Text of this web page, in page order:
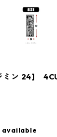
ミン 24]